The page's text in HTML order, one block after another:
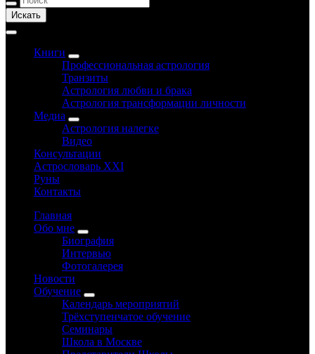
Искать
Книги
Профессиональная астрология
Транзиты
Астрология любви и брака
Астрология трансформации личности
Медиа
Астрология налегке
Видео
Консультации
Астрословарь XXI
Руны
Контакты
Главная
Обо мне
Биография
Интервью
Фотогалерея
Новости
Обучение
Календарь мероприятий
Трёхступенчатое обучение
Семинары
Школа в Москве